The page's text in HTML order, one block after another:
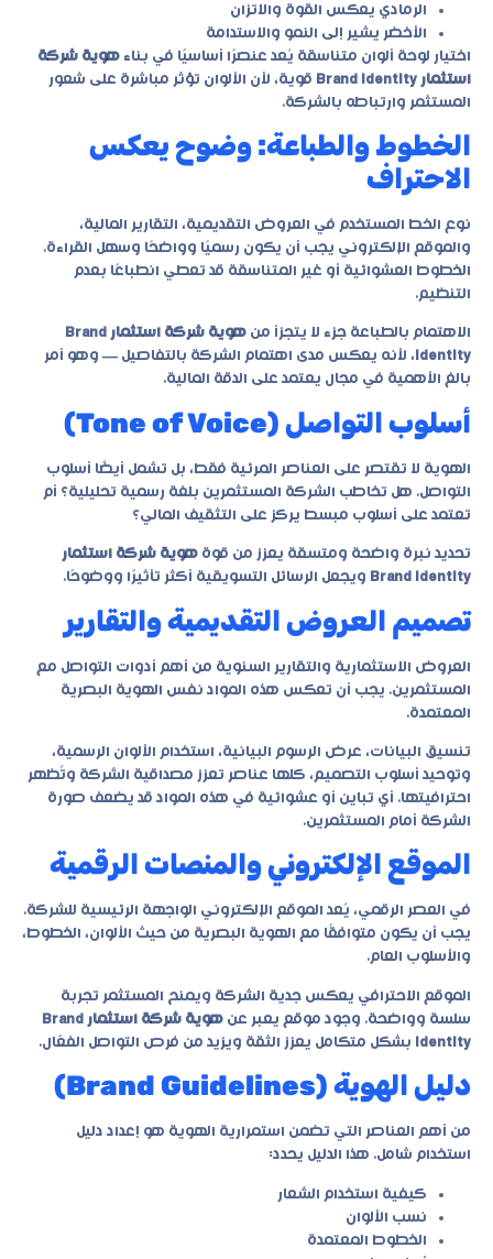
الرمادي يعكس القوة والاتزان
الأخضر يشير إلى النمو والاستدامة
اختيار لوحة ألوان متناسقة يُعد عنصرًا أساسيًا في بناء هوية شركة
استثمار Brand Identity
قوية، لأن الألوان تؤثر مباشرة على شعور
المستثمر وارتباطه بالشركة.
الخطوط والطباعة: وضوح يعكس
الاحتراف
نوع الخط المستخدم في العروض التقديمية، التقارير المالية،
والموقع الإلكتروني يجب أن يكون رسميًا وواضحًا وسهل القراءة.
الخطوط العشوائية أو غير المتناسقة قد تعطي انطباعًا بعدم
التنظيم.
الاهتمام بالطباعة جزء لا يتجزأ من
هوية شركة استثمار Brand
Identity، لأنه يعكس مدى اهتمام الشركة بالتفاصيل — وهو أمر
بالغ الأهمية في مجال يعتمد على الدقة المالية.
أسلوب التواصل (Tone of Voice)
الهوية لا تقتصر على العناصر المرئية فقط، بل تشمل أيضًا أسلوب
التواصل. هل تخاطب الشركة المستثمرين بلغة رسمية تحليلية؟ أم
تعتمد على أسلوب مبسط يركز على التثقيف المالي؟
تحديد نبرة واضحة ومتسقة يعزز من قوة هوية شركة استثمار
Brand Identity ويجعل الرسائل التسويقية أكثر تأثيرًا ووضوحًا.
تصميم العروض التقديمية والتقارير
العروض الاستثمارية والتقارير السنوية من أهم أدوات التواصل مع
المستثمرين. يجب أن تعكس هذه المواد نفس الهوية البصرية
المعتمدة.
تنسيق البيانات، عرض الرسوم البيانية، استخدام الألوان الرسمية،
وتوحيد أسلوب التصميم، كلها عناصر تعزز مصداقية الشركة وتُظهر
احترافيتها. أي تباين أو عشوائية في هذه المواد قد يضعف صورة
الشركة أمام المستثمرين.
الموقع الإلكتروني والمنصات الرقمية
في العصر الرقمي، يُعد الموقع الإلكتروني الواجهة الرئيسية للشركة.
يجب أن يكون متوافقًا مع الهوية البصرية من حيث الألوان، الخطوط،
والأسلوب العام.
الموقع الاحترافي يعكس جدية الشركة ويمنح المستثمر تجربة
سلسة وواضحة. وجود موقع يعبر عن
هوية شركة استثمار Brand
Identity بشكل متكامل يعزز الثقة ويزيد من فرص التواصل الفعّال.
دليل الهوية (Brand Guidelines)
من أهم العناصر التي تضمن استمرارية الهوية هو إعداد دليل
استخدام شامل. هذا الدليل يحدد:
كيفية استخدام الشعار
نسب الألوان
الخطوط المعتمدة